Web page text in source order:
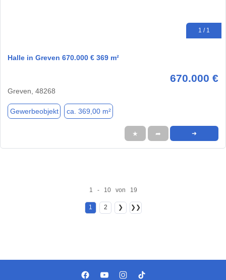
1 / 1
Halle in Greven 670.000 € 369 m²
670.000 €
Greven, 48268
Gewerbeobjekt ca. 369,00 m²
★ ➦ ➜
1 - 10 von 19
1 2 ❯ ❯❯